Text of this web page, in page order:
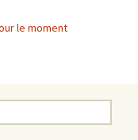
le moment